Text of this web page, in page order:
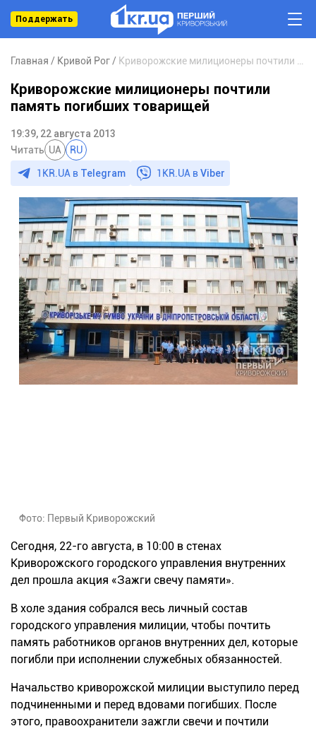
Поддержать
Главная Кривой Рог
Криворожские милиционеры почтили
память погибших товарищей
19:39, 22 августа 2013
Читать UA RU
1KR.UA в Telegram 1KR.UA вViber
Фото: Первый Криворожский
Сегодня, 22-го августа, в 10:00 в стенах
Криворожского городского управления внутренних
дел прошла акция «Зажги свечу памяти».
В холе здания собрался весь личный состав
городского управления милиции, чтобы почтить
память работников органов внутренних дел, которые
погибли при исполнении служебных обязанностей.
Начальство криворожской милиции выступило перед
подчиненными и перед вдовами погибших. После
этого, правоохранители зажгли свечи и почтили